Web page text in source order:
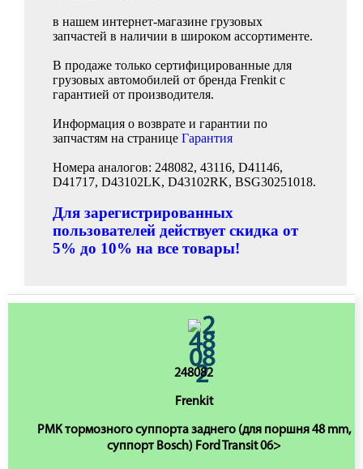
в нашем интернет-магазине грузовых
запчастей в наличии в широком ассортименте.
В продаже только сертифицированные для
грузовых автомобилей от бренда Frenkit с
гарантией от производителя.
Информация о возврате и гарантии по
запчастям на странице Гарантия
Номера аналогов: 248082, 43116, D41146,
D41717, D43102LK, D43102RK, BSG30251018.
Для зарегистрированных
пользователей действует скидка от
5% до 10% на все товары!
248082
Frenkit
РМК тормозного суппорта заднего (для поршня 48 mm,
суппорт Bosch) Ford Transit 06>